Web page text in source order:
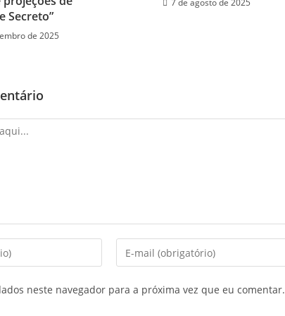
Secreto”
de 2025
7 de agosto de 2025
Digite
seu
neste navegador para a próxima vez que eu comentar.